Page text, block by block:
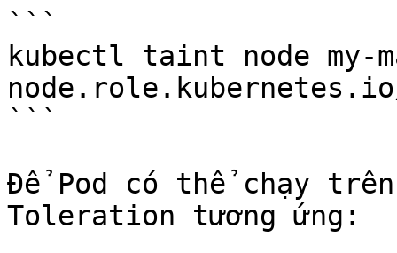
```
kubectl taint node my-
```
Để Pod có thể chạy
Toleration tương ứng: